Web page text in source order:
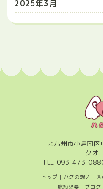
2025年3月
北九州市小倉南
クオ
TEL 093-473-
トップ | ハグの想い | 園
施設概要 | ブログ